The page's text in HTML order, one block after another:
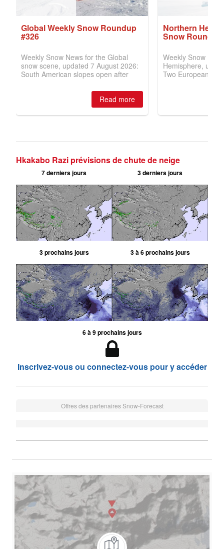
Hkakabo Razi prévisions de chute de neige
7 derniers jours 3 derniers jours
3 prochains jours 3 à 6 prochains jours
6 à 9 prochains jours
Inscrivez-vous ou connectez-vous pour y accéder
Offres des partenaires Snow-Forecast